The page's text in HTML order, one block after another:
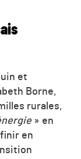
et
Borne,
rurales,
» en
en